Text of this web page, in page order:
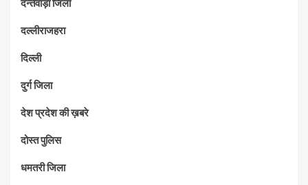
दन्तेवाड़ा जिला
दल्लीराजहरा
दिल्ली
दुर्ग जिला
देश प्रदेश की ख़बरे
दोस्त पुलिस
धमतरी जिला